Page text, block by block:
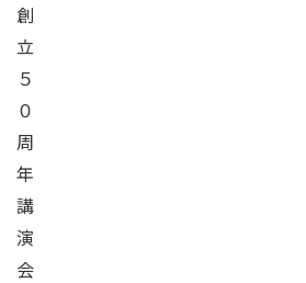
創
立
５
０
周
年
講
演
会